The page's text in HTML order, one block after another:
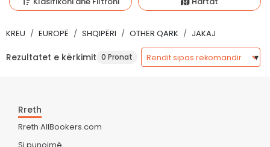
KREU EUROPË SHQIPËRI OTHER QARK JAKAJ
Rezultatet e kërkimit 0 Pronat
Rreth
Rreth AllBookers.com